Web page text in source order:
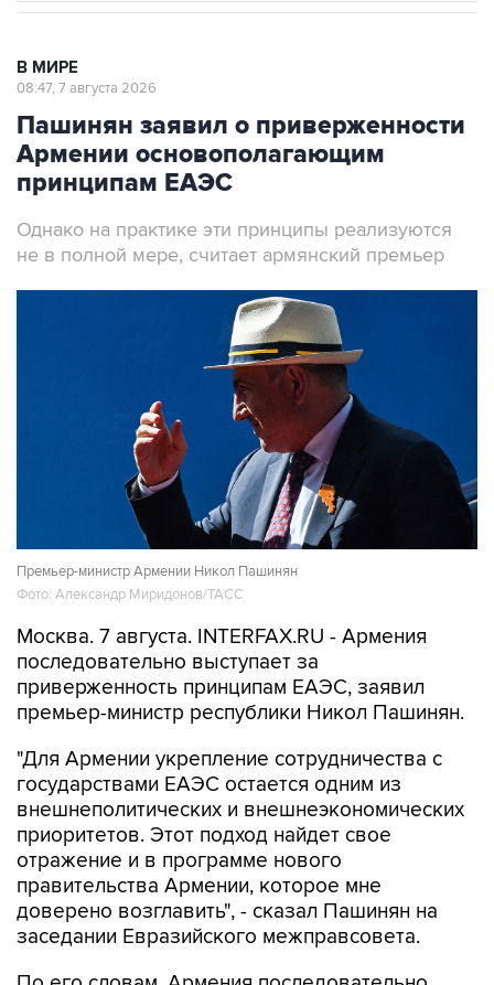
В МИРЕ
08:47, 7 августа 2026
Пашинян заявил о приверженности
Армении основополагающим
принципам ЕАЭС
Однако на практике эти принципы реализуются
не в полной мере, считает армянский премьер
Премьер-министр Армении Никол Пашинян
Фото: Александр Миридонов/ТАСС
Москва. 7 августа. INTERFAX.RU - Армения
последовательно выступает за
приверженность принципам ЕАЭС, заявил
премьер-министр республики Никол Пашинян.
"Для Армении укрепление сотрудничества с
государствами ЕАЭС остается одним из
внешнеполитических и внешнеэкономических
приоритетов. Этот подход найдет свое
отражение и в программе нового
правительства Армении, которое мне
доверено возглавить", - сказал Пашинян на
заседании Евразийского межправсовета.